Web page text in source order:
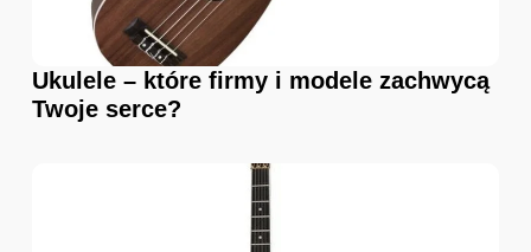
Ukulele – które firmy i modele zachwycą
Twoje serce?